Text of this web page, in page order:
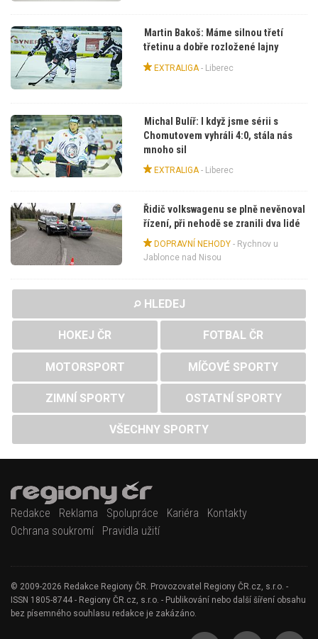
Martin Bakoš: Máme silnou třetí
třetinu a dobře rozložené lajny
EXTRALIGA- Liberec
Michal Bulíř: I když jsme sérii s
Chomutovem vyhráli 4:0, stála nás
mnoho sil
EXTRALIGA- Liberec
Řidič volkswagenu se plně nevěnoval
řízení, při nehodě se zranili dva lidé
DOPRAVNÍ NEHODY- Rychnov u
Jablonce nad Nisou
HLEDEJ
HOKEJ ČR FOTBAL ČR
MOTORSPORT MÍČOVÉ SPORTY
ZIMNÍ SPORTY OSTATNÍ SPORTY
VŠECHNY SPORTY
Redakce Reklama Spolupráce Kariéra
Kontakty
Ochrana soukromí
Pravidla užití
© 2009-2026 Redakce Regiony ČR. Provozovatel Regiony ČR.cz, s.r.o. -
ISSN 1805-8744 - Regiony ČR.cz, s.r.o. - Publikování nebo další šíření obsahu
bez písemného souhlasu redakce je zakázáno.